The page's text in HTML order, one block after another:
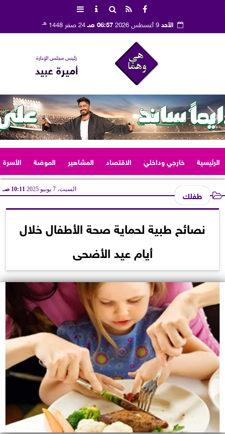
الأحد9 أغسطس 2026 06:57 صـ 24 صفر 1448 هـ
رئيس مجلس الإدارة
أميرة عبيد
الرئيسية خارجي وداخلي الاقتصاد المشاهير الموضة الأسرة
طفلك السبت، 7 يونيو 2025 10:11 صـ
نصائح طبية لحماية صحة الأطفال خلال
أيام عيد الأضحى